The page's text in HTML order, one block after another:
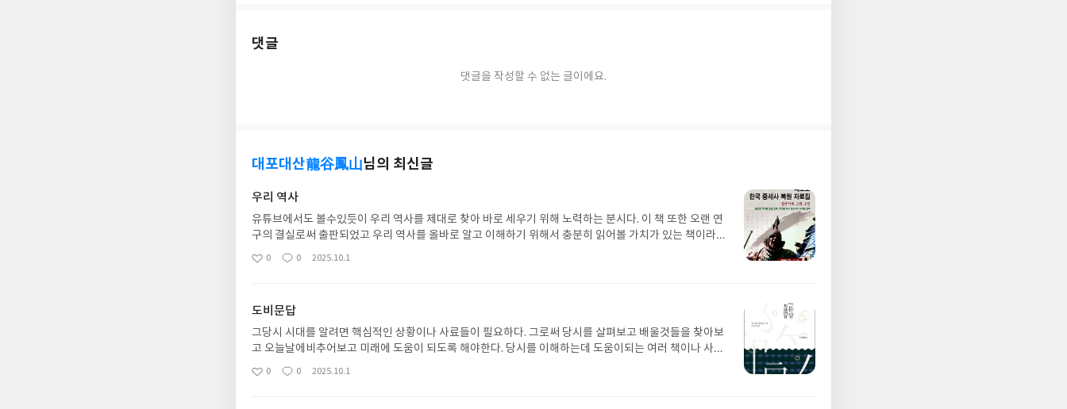
댓글
댓글을 작성할 수 없는 글이에요.
대포대산龍谷鳳山님의 최신글
우리 역사
유튜브에서도 볼수있듯이 우리 역사를 제대로 찾아 바로 세우기 위해 노력하는 분시다. 이 책 또한 오랜 연
구의 결실로써 출판되었고 우리 역사를 올바로 알고 이해하기 위해서 충분히 읽어볼 가치가 있는 책이라
하겠다. 잃어버리고 지워져버린 우리 역사를 찾는 여정에 동참해보자.
좋
0
댓
0
작
2025.10.1
도비문답
그당시 시대를 알려면 핵심적인 상황이나 사료들이 필요하다. 그로써 당시를 살펴보고 배울것들을 찾아보
고 오늘날에비추어보고 미래에 도움이 되도록 해야한다. 당시를 이해하는데 도움이되는 여러 책이나 사료
들이 있겠지만 이책은 중요한 사료가 아닐까 생각된다.
좋
0
댓
0
작
2025.10.1